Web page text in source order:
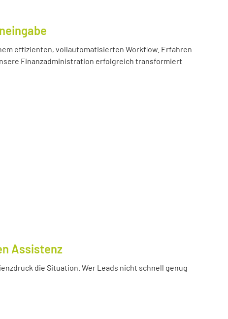
effizienten, vollautomatisierten Workflow. Erfahren
Finanzadministration erfolgreich transformiert
Assistenz
die Situation. Wer Leads nicht schnell genug